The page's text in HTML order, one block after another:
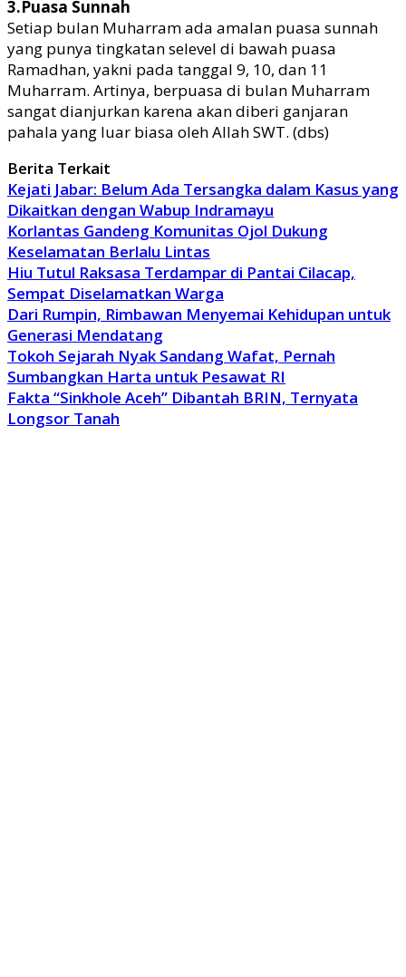
3.Puasa Sunnah
Setiap bulan Muharram ada amalan puasa sunnah
yang punya tingkatan selevel di bawah puasa
Ramadhan, yakni pada tanggal 9, 10, dan 11
Muharram. Artinya, berpuasa di bulan Muharram
sangat dianjurkan karena akan diberi ganjaran
pahala yang luar biasa oleh Allah SWT. (dbs)
Berita Terkait
Kejati Jabar: Belum Ada Tersangka dalam Kasus yang
Dikaitkan dengan Wabup Indramayu
Korlantas Gandeng Komunitas Ojol Dukung
Keselamatan Berlalu Lintas
Hiu Tutul Raksasa Terdampar di Pantai Cilacap,
Sempat Diselamatkan Warga
Dari Rumpin, Rimbawan Menyemai Kehidupan untuk
Generasi Mendatang
Tokoh Sejarah Nyak Sandang Wafat, Pernah
Sumbangkan Harta untuk Pesawat RI
Fakta “Sinkhole Aceh” Dibantah BRIN, Ternyata
Longsor Tanah